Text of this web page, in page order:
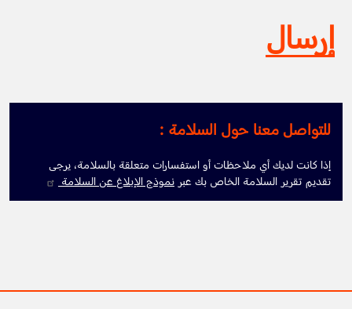
للتواصل معنا حول السلامة :
إذا كانت لديك أي ملاحظات أو استفسارات متعلقة بالسلامة، يرجى
تقديم تقرير السلامة الخاص بك عبر نموذج الإبلاغ عن السلامة